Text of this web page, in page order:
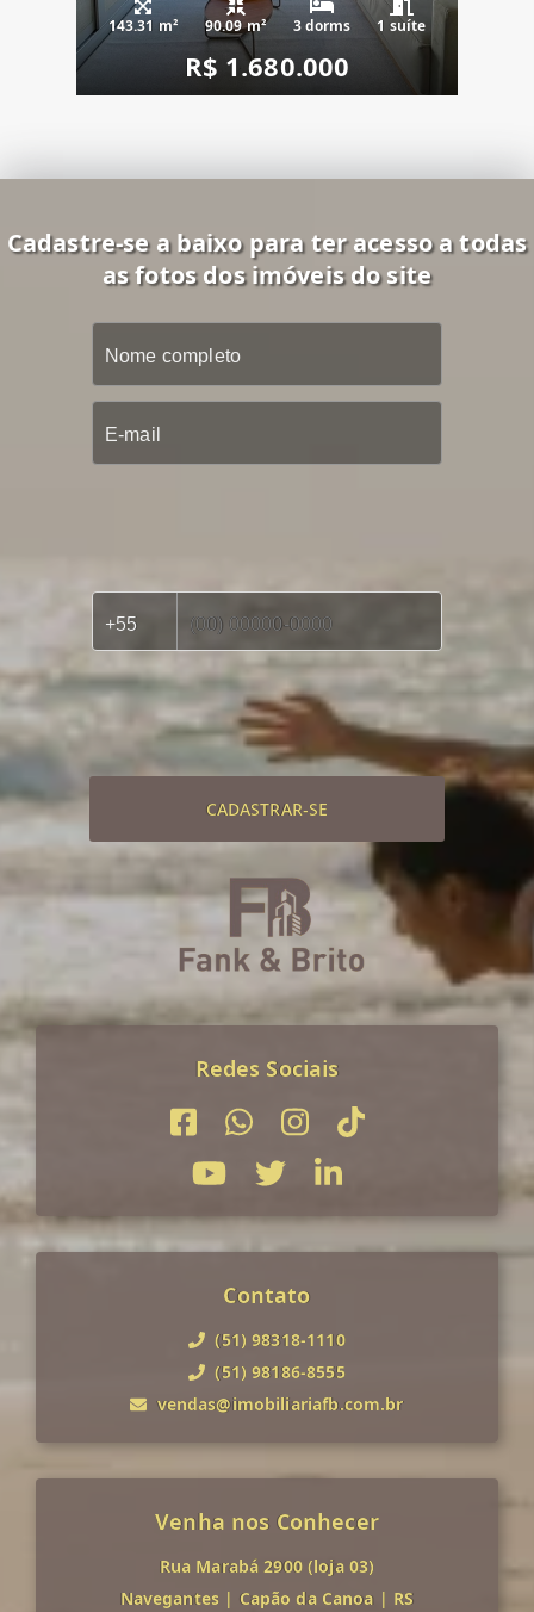
143.31 m² 90.09 m² 3 dorms 1 suíte
R$ 1.680.000
Cadastre-se a baixo para ter acesso a todas
as fotos dos imóveis do site
CADASTRAR-SE
Redes Sociais
Contato
(51) 98318-1110
(51) 98186-8555
vendas@imobiliariafb.com.br
Venha nos Conhecer
Rua Marabá 2900 (loja 03)
Navegantes | Capão da Canoa | RS